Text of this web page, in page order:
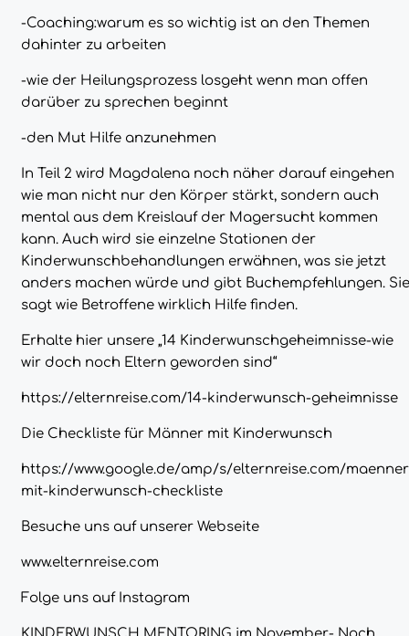
-Coaching:warum es so wichtig ist an den Themen
dahinter zu arbeiten
-wie der Heilungsprozess losgeht wenn man offen
darüber zu sprechen beginnt
-den Mut Hilfe anzunehmen
In Teil 2 wird Magdalena noch näher darauf eingehen
wie man nicht nur den Körper stärkt, sondern auch
mental aus dem Kreislauf der Magersucht kommen
kann. Auch wird sie einzelne Stationen der
Kinderwunschbehandlungen erwähnen, was sie jetzt
anders machen würde und gibt Buchempfehlungen. Sie
sagt wie Betroffene wirklich Hilfe finden.
Erhalte hier unsere „14 Kinderwunschgeheimnisse-wie
wir doch noch Eltern geworden sind“
https://elternreise.com/14-kinderwunsch-geheimnisse
Die Checkliste für Männer mit Kinderwunsch
https://www.google.de/amp/s/elternreise.com/
mit-kinderwunsch-checkliste
Besuche uns auf unserer Webseite
www.elternreise.com
Folge uns auf Instagram